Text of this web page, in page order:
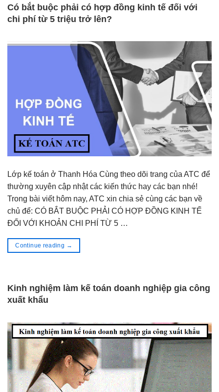
Có bắt buộc phải có hợp đồng kinh tế đối với
chi phí từ 5 triệu trở lên?
Lớp kế toán ở Thanh Hóa Cùng theo dõi trang của ATC để
thường xuyên cập nhật các kiến thức hay các bạn nhé!
Trong bài viết hôm nay, ATC xin chia sẻ cùng các bạn về
chủ để: CÓ BẮT BUỘC PHẢI CÓ HỢP ĐỒNG KINH TẾ
ĐỐI VỚI KHOẢN CHI PHÍ TỪ 5 …
Continue reading →
Kinh nghiệm làm kế toán doanh nghiệp gia công
xuất khẩu